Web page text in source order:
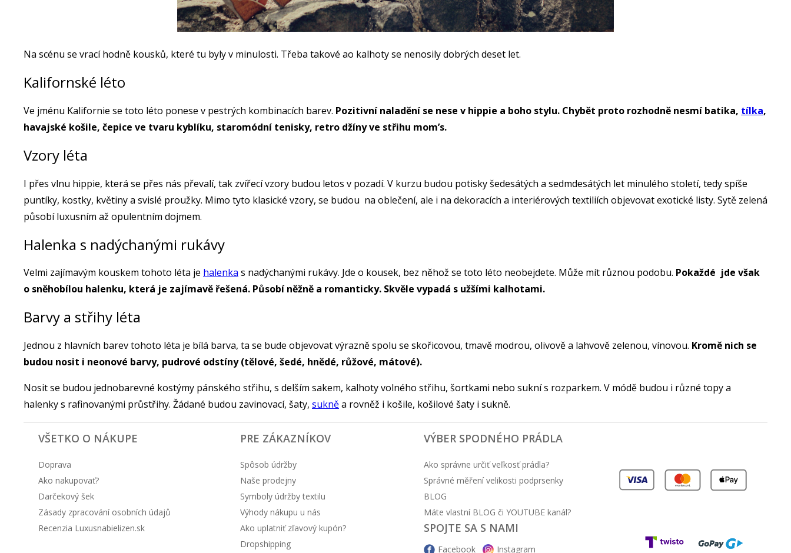
Na scénu se vrací hodně kousků, které tu byly v minulosti. Třeba takové ao kalhoty se nenosily dobrých deset let.
Kalifornské léto
Ve jménu Kalifornie se toto léto ponese v pestrých kombinacích barev. Pozitivní naladění se nese v hippie a boho stylu. Chybět proto rozhodně nesmí batika, tílka,
havajské košile, čepice ve tvaru kyblíku, staromódní tenisky, retro džíny ve střihu mom’s.
Vzory léta
I přes vlnu hippie, která se přes nás převalí, tak zvířecí vzory budou letos v pozadí. V kurzu budou potisky šedesátých a sedmdesátých let minulého století, tedy spíše
puntíky, kostky, květiny a svislé proužky. Mimo tyto klasické vzory, se budou na oblečení, ale i na dekoracích a interiérových textiliích objevovat exotické listy. Sytě zelená
působí luxusním až opulentním dojmem.
Halenka s nadýchanými rukávy
Velmi zajímavým kouskem tohoto léta je halenka s nadýchanými rukávy. Jde o kousek, bez něhož se toto léto neobejdete. Může mít různou podobu. Pokaždé jde však
o sněhobílou halenku, která je zajímavě řešená. Působí něžně a romanticky. Skvěle vypadá s užšími kalhotami.
Barvy a střihy léta
Jednou z hlavních barev tohoto léta je bílá barva, ta se bude objevovat výrazně spolu se skořicovou, tmavě modrou, olivově a lahvově zelenou, vínovou. Kromě nich se
budou nosit i neonové barvy, pudrové odstíny (tělové, šedé, hnědé, růžové, mátové).
Nosit se budou jednobarevné kostýmy pánského střihu, s delším sakem, kalhoty volného střihu, šortkami nebo sukní s rozparkem. V módě budou i různé topy a
halenky s rafinovanými průstřihy. Žádané budou zavinovací, šaty, sukněa rovněž i košile, košilové šaty i sukně.
VŠETKO O NÁKUPE
Doprava
Ako nakupovať?
Darčekový šek
Zásady zpracování osobních údajů
Recenzia Luxusnabielizen.sk
PRE ZÁKAZNÍKOV
Spôsob údržby
Naše prodejny
Symboly údržby textilu
Výhody nákupu u nás
Ako uplatniť zľavový kupón?
Dropshipping
VÝBER SPODNÉHO PRÁDLA
Ako správne určiť veľkosť prádla?
Správné měření velikosti podprsenky
BLOG
Máte vlastní BLOG či YOUTUBE kanál?
SPOJTE SA S NAMI
Facebook
Instagram